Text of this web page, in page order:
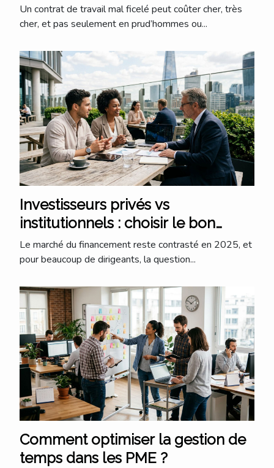
l’employeur
Un contrat de travail mal ficelé peut coûter cher, très
cher, et pas seulement en prud’hommes ou...
Investisseurs privés vs
institutionnels : choisir le bon
partenaire au bon moment
Le marché du financement reste contrasté en 2025, et
pour beaucoup de dirigeants, la question...
Comment optimiser la gestion de
temps dans les PME ?